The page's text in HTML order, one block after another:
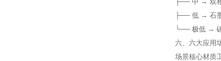
├── 低 → 石
└── 极低 →
六、六大应用
场景核心材质